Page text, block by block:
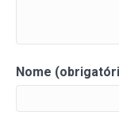
Nome